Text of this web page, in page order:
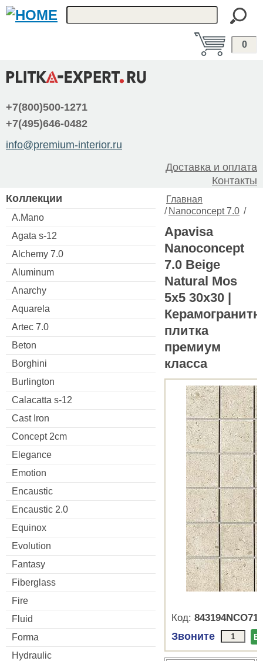
0
+7(800)500-1271
+7(495)646-0482
info@premium-interior.ru
Доставка и оплата
Контакты
Коллекции
A.Mano
Agata s-12
Alchemy 7.0
Aluminum
Anarchy
Aquarela
Artec 7.0
Beton
Borghini
Burlington
Calacatta s-12
Cast Iron
Concept 2cm
Elegance
Emotion
Encaustic
Encaustic 2.0
Equinox
Evolution
Fantasy
Fiberglass
Fire
Fluid
Forma
Hydraulic
Главная
/ Nanoconcept 7.0 /
Apavisa
Nanoconcept
7.0 Beige
Natural Mos
5x5 30x30 |
плитка
премиум
класса
Код:
Звоните В